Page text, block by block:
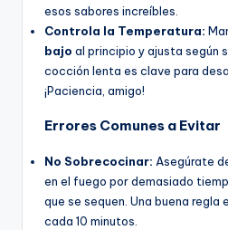
esos sabores increíbles.
Controla la Temperatura:
bajo al principio y ajusta según
cocción lenta es clave para
¡Paciencia, amigo!
Errores Comunes a Evitar
No Sobrecocinar: Asegúrate
en el fuego por demasiado
que se sequen. Una buena regla
cada 10 minutos.